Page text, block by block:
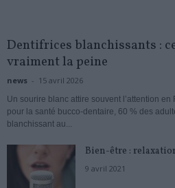
Dentifrices blanchissants :
vraiment la peine
news - 15 avril 2026
Un sourire blanc attire souvent l’attention en
pour la santé bucco-dentaire, 60 % des
blanchissant au...
Bien-être :
9 avril 2021